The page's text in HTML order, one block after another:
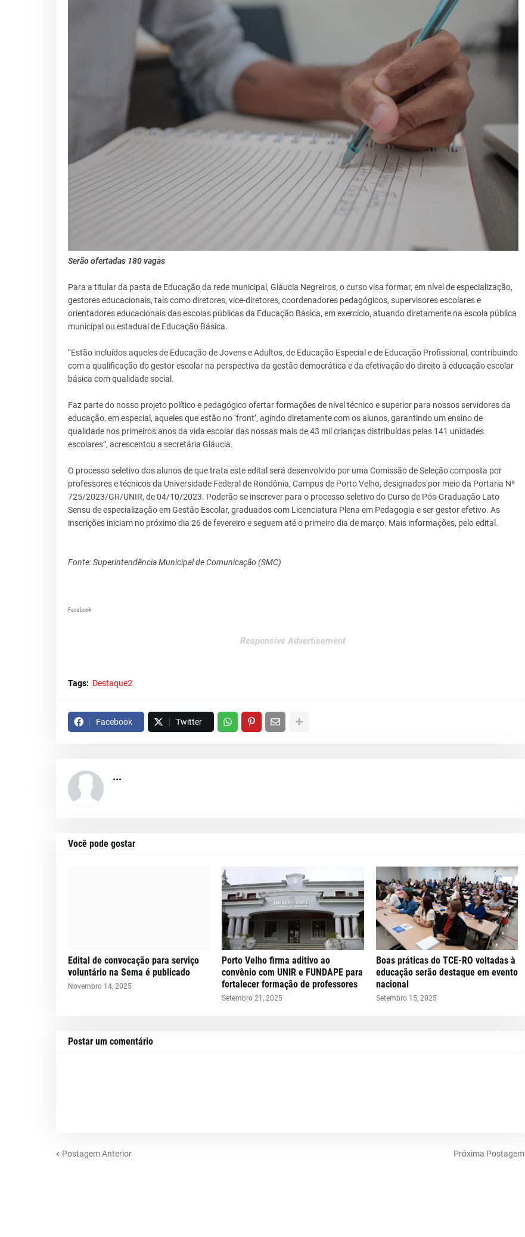
Serão ofertadas 180 vagas
Para a titular da pasta de Educação da rede municipal, Gláucia Negreiros, o curso visa formar, em nível de especialização,
gestores educacionais, tais como diretores, vice-diretores, coordenadores pedagógicos, supervisores escolares e
orientadores educacionais das escolas públicas da Educação Básica, em exercício, atuando diretamente na escola pública
municipal ou estadual de Educação Básica.
“Estão incluídos aqueles de Educação de Jovens e Adultos, de Educação Especial e de Educação Profissional, contribuindo
com a qualificação do gestor escolar na perspectiva da gestão democrática e da efetivação do direito à educação escolar
básica com qualidade social.
Faz parte do nosso projeto político e pedagógico ofertar formações de nível técnico e superior para nossos servidores da
educação, em especial, aqueles que estão no ‘front’, agindo diretamente com os alunos, garantindo um ensino de
qualidade nos primeiros anos da vida escolar das nossas mais de 43 mil crianças distribuídas pelas 141 unidades
escolares”, acrescentou a secretária Gláucia.
O processo seletivo dos alunos de que trata este edital será desenvolvido por uma Comissão de Seleção composta por
professores e técnicos da Universidade Federal de Rondônia, Campus de Porto Velho, designados por meio da Portaria Nº
725/2023/GR/UNIR, de 04/10/2023. Poderão se inscrever para o processo seletivo do Curso de Pós-Graduação Lato
Sensu de especialização em Gestão Escolar, graduados com Licenciatura Plena em Pedagogia e ser gestor efetivo. As
inscrições iniciam no próximo dia 26 de fevereiro e seguem até o primeiro dia de março. Mais informações, pelo edital.
Fonte: Superintendência Municipal de Comunicação (SMC)
Facebook
Responsive Advertisement
Tags: Destaque2
Facebook Twitter
...
Você pode gostar
Edital de convocação para serviço
voluntário na Sema é publicado
Novembro 14, 2025
Porto Velho firma aditivo ao
convênio com UNIR e FUNDAPE para
fortalecer formação de professores
Setembro 21, 2025
Boas práticas do TCE-RO voltadas à
educação serão destaque em evento
nacional
Setembro 15, 2025
Postar um comentário
Postagem Anterior Próxima Postagem